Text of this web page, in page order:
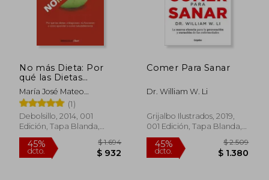
50%
dcto.
40%
dcto.
No más Dieta: Por
qué las Dietas
«Milagrosas» no
Funcionan o Cómo
Aprender a Comer
Saludablemente
(Clave)
María José Mateo
Jiménez,Julio Pedro
Basulto Marset
(1)
Debolsillo, 2014, 001
Edición, Tapa Blanda,
Nuevo
Comer Para Sanar
Dr. William W. Li
Grijalbo Ilustrados, 2019,
001 Edición, Tapa Blanda,
Nuevo